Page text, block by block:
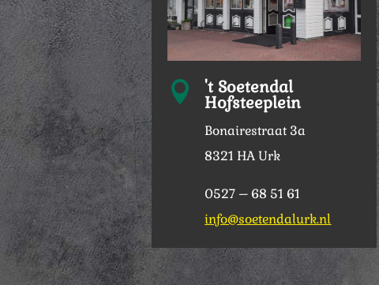
 't Soetendal
Hofsteeplein
Bonairestraat 3a
8321 HA Urk
0527 – 68 51 61
info@soetendalurk.nl